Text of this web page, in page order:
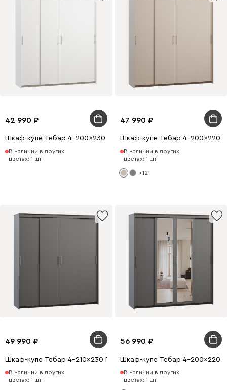
42 990
Шкаф-купе Тебар 4-200x230 Белый без зеркал
В наличии в других
цветах: 1 шт.
47 990
Шкаф-купе Тебар 4-200x220
В наличии в других
цветах: 1 шт.
+121
49 990
Шкаф-купе Тебар 4-210x230 Графитовый без зеркал
В наличии в других
цветах: 1 шт.
56 990
Шкаф-купе Тебар 4-200x220
В наличии в других
цветах: 1 шт.